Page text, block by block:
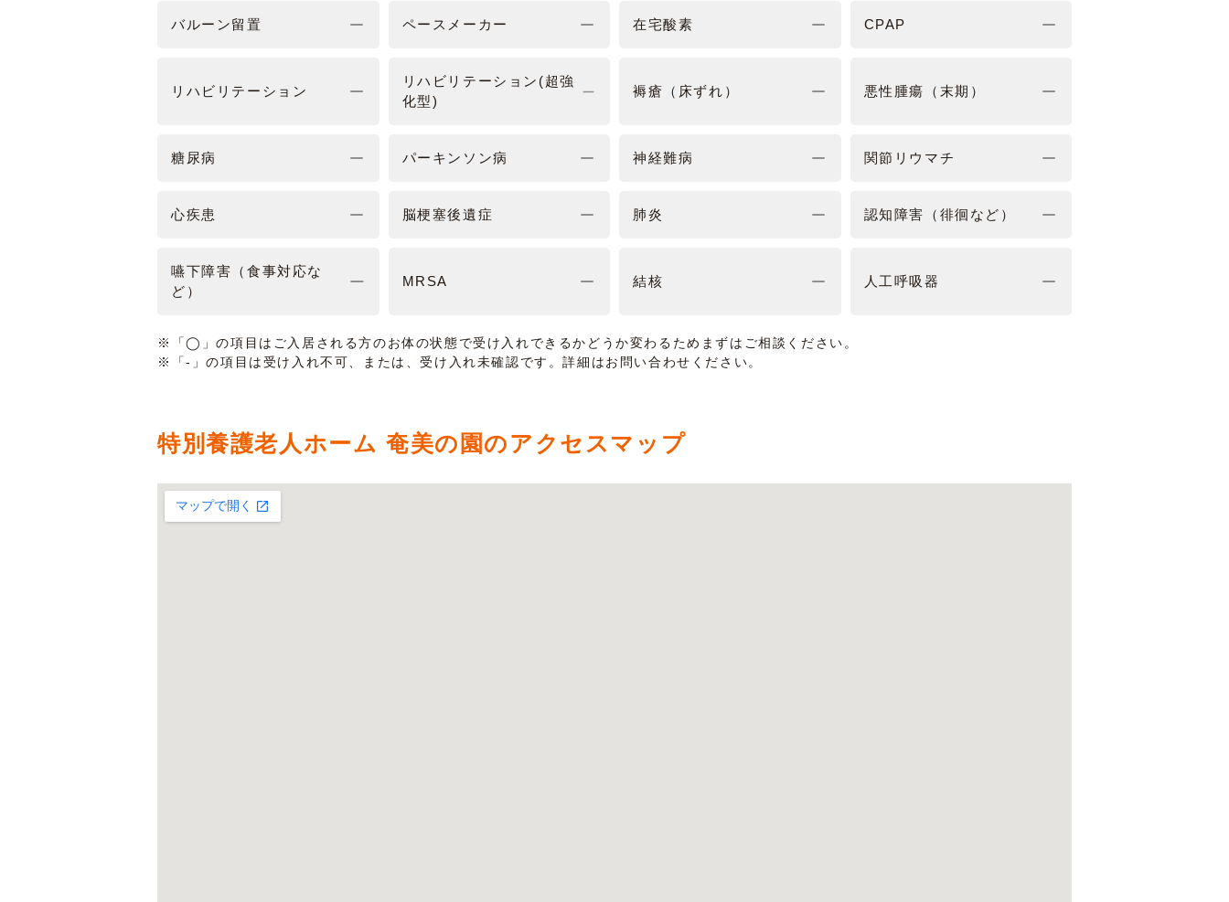
バルーン留置 ペースメーカー 在宅酸素 CPAP
リハビリテーション
リハビリテーション(超強
化型)
褥瘡（床ずれ） 悪性腫瘍（末期）
糖尿病 パーキンソン病 神経難病 関節リウマチ
心疾患 脳梗塞後遺症 肺炎 認知障害（徘徊など）
嚥下障害（食事対応な
ど）
MRSA 結核 人工呼吸器
※「◯」の項目はご入居される方のお体の状態で受け入れできるかどうか変わるためまずはご相談ください。
※「-」の項目は受け入れ不可、または、受け入れ未確認です。詳細はお問い合わせください。
特別養護老人ホーム 奄美の園のアクセスマップ